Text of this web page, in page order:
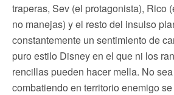
traperas, Sev (el protagonista), Rico
no manejas) y el resto del insulso
constantemente un sentimiento de
puro estilo Disney en el que ni los
rencillas pueden hacer mella. No
combatiendo en territorio enemigo